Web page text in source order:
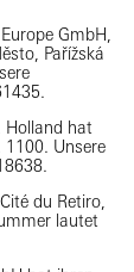
GmbH,
Pařížská
Holland hat
Unsere
du Retiro,
lautet